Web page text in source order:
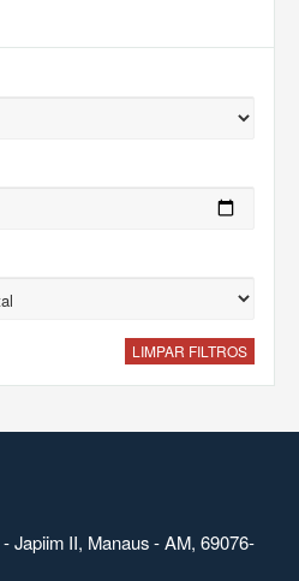
LIMPAR FILTROS
Japiim II, Manaus - AM, 69076-